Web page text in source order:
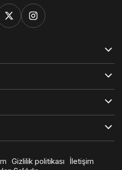
Gizlilik politikası
İletişim